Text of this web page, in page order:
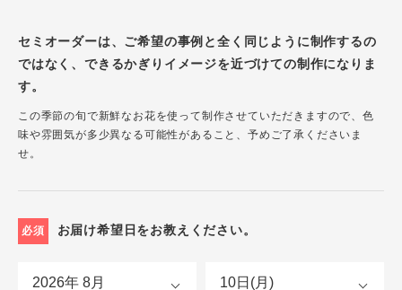
セミオーダーは、ご希望の事例と全く同じように制作するの
ではなく、できるかぎりイメージを近づけての制作になりま
す。
この季節の旬で新鮮なお花を使って制作させていただきますので、色
味や雰囲気が多少異なる可能性があること、予めご了承くださいま
せ。
必須 お届け希望日をお教えください。